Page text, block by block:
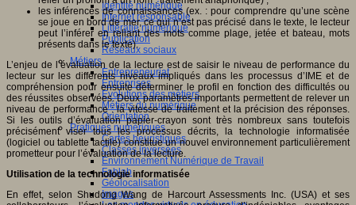
Identité numérique
Internet responsable
Littératie numérique
Publication
Réseaux sociaux
Métiers
Entrepreneuriat
Entreprises
Evolutions des métiers
Métiers du numérique
Orientation
Pratiques numériques
Cartes heuristiques
Classes inversées
Environnement Numérique de Travail
Fablab
Géolocalisation
Images
les inférences de connaissances (ex. : pour comprendre qu’une scène
se joue en bord de mer, ce qui n’est pas précisé dans le texte, le lecteur
peut l’inférer en reliant des mots comme plage, jetée et bateau, mots
présents dans le texte).
L’enjeu de l’évaluation de la lecture est de saisir le niveau de performance du
lecteur sur les différents niveaux impliqués dans les processus d’IME et de
compréhension pour ensuite déterminer le profil en fonction des difficultés ou
des réussites observées. Deux paramètres importants permettent de relever un
niveau de performance : la vitesse de traitement et la précision des réponses.
Si les outils d’évaluation papier-crayon sont très nombreux sans toutefois
précisément viser tous les processus décrits, la technologie informatisée
(logiciel ou tablette tactile) constitue un nouvel environnement particulièrement
prometteur pour l’évaluation de la lecture.
Utilisation de la technologie informatisée
En effet, selon Shudong Wang de Harcourt Assessments Inc. (USA) et ses